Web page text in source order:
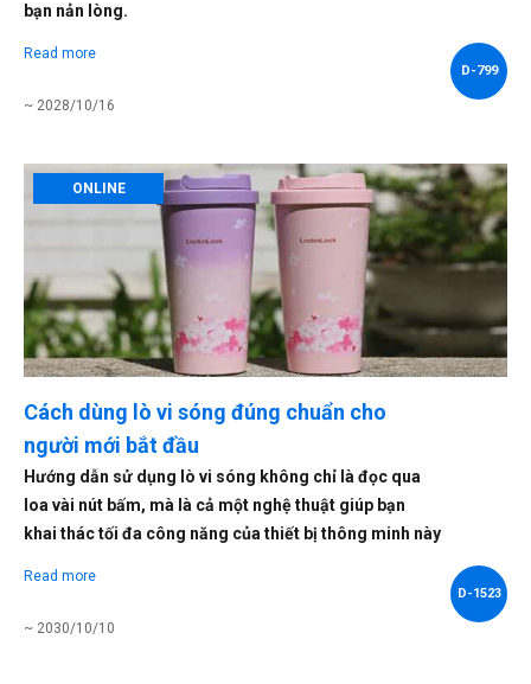
bạn nản lòng.
Read more
~ 2028/10/16
D-799
ONLINE
Cách dùng lò vi sóng đúng chuẩn cho
người mới bắt đầu
Hướng dẫn sử dụng lò vi sóng không chỉ là đọc qua
loa vài nút bấm, mà là cả một nghệ thuật giúp bạn
khai thác tối đa công năng của thiết bị thông minh này
Read more
~ 2030/10/10
D-1523